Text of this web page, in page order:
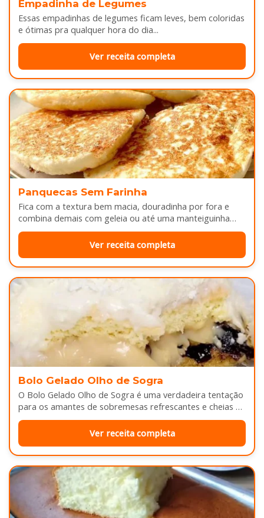
Empadinha de Legumes
Essas empadinhas de legumes ficam leves, bem coloridas
e ótimas pra qualquer hora do dia...
Ver receita completa
Panquecas Sem Farinha
Fica com a textura bem macia, douradinha por fora e
combina demais com geleia ou até uma manteiguinha
derretendo por cima...
Ver receita completa
Bolo Gelado Olho de Sogra
O Bolo Gelado Olho de Sogra é uma verdadeira tentação
para os amantes de sobremesas refrescantes e cheias de
sabor...
Ver receita completa